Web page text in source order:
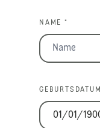
NAME *
GEBURTSDATUM